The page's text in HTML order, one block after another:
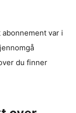
var i
du finner